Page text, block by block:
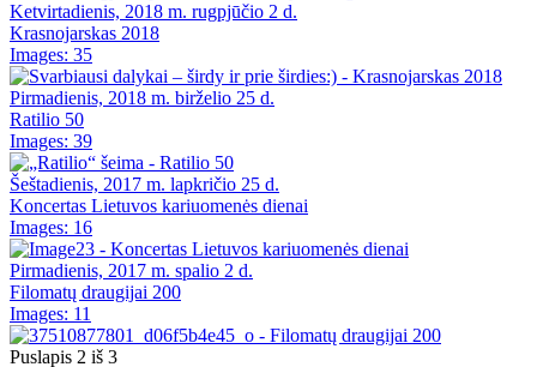
Ketvirtadienis, 2018 m. rugpjūčio 2 d.
Krasnojarskas 2018
Images: 35
Pirmadienis, 2018 m. birželio 25 d.
Ratilio 50
Images: 39
Šeštadienis, 2017 m. lapkričio 25 d.
Koncertas Lietuvos kariuomenės dienai
Images: 16
Pirmadienis, 2017 m. spalio 2 d.
Filomatų draugijai 200
Images: 11
Puslapis 2 iš 3